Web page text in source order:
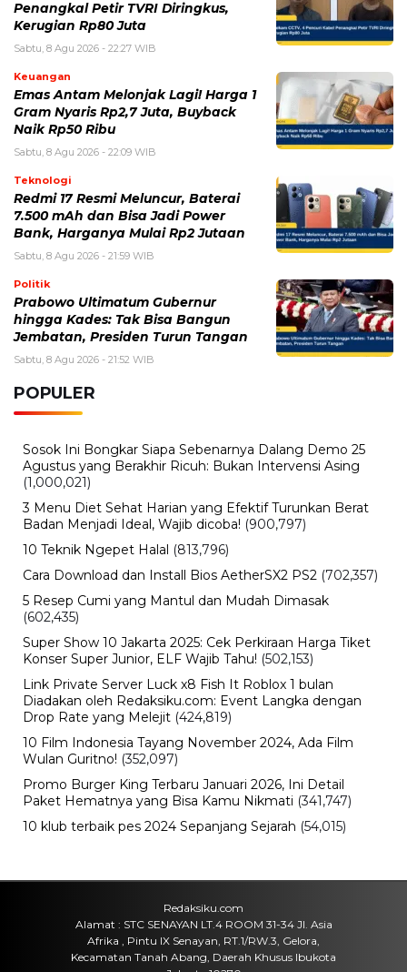
Penangkal Petir TVRI Diringkus,
Kerugian Rp80 Juta
Sabtu, 8 Agu 2026 - 22:27 WIB
Keuangan
Emas Antam Melonjak Lagi! Harga 1
Gram Nyaris Rp2,7 Juta, Buyback
Naik Rp50 Ribu
Sabtu, 8 Agu 2026 - 22:09 WIB
Teknologi
Redmi 17 Resmi Meluncur, Baterai
7.500 mAh dan Bisa Jadi Power
Bank, Harganya Mulai Rp2 Jutaan
Sabtu, 8 Agu 2026 - 21:59 WIB
Politik
Prabowo Ultimatum Gubernur
hingga Kades: Tak Bisa Bangun
Jembatan, Presiden Turun Tangan
Sabtu, 8 Agu 2026 - 21:52 WIB
POPULER
Sosok Ini Bongkar Siapa Sebenarnya Dalang Demo 25
Agustus yang Berakhir Ricuh: Bukan Intervensi Asing
(1,000,021)
3 Menu Diet Sehat Harian yang Efektif Turunkan Berat
Badan Menjadi Ideal, Wajib dicoba! (900,797)
10 Teknik Ngepet Halal (813,796)
Cara Download dan Install Bios AetherSX2 PS2 (702,357)
5 Resep Cumi yang Mantul dan Mudah Dimasak
(602,435)
Super Show 10 Jakarta 2025: Cek Perkiraan Harga Tiket
Konser Super Junior, ELF Wajib Tahu! (502,153)
Link Private Server Luck x8 Fish It Roblox 1 bulan
Diadakan oleh Redaksiku.com: Event Langka dengan
Drop Rate yang Melejit (424,819)
10 Film Indonesia Tayang November 2024, Ada Film
Wulan Guritno! (352,097)
Promo Burger King Terbaru Januari 2026, Ini Detail
Paket Hematnya yang Bisa Kamu Nikmati (341,747)
10 klub terbaik pes 2024 Sepanjang Sejarah (54,015)
Redaksiku.com
Alamat : STC SENAYAN LT.4 ROOM 31-34 Jl. Asia
Afrika , Pintu IX Senayan, RT.1/RW.3, Gelora,
Kecamatan Tanah Abang, Daerah Khusus Ibukota